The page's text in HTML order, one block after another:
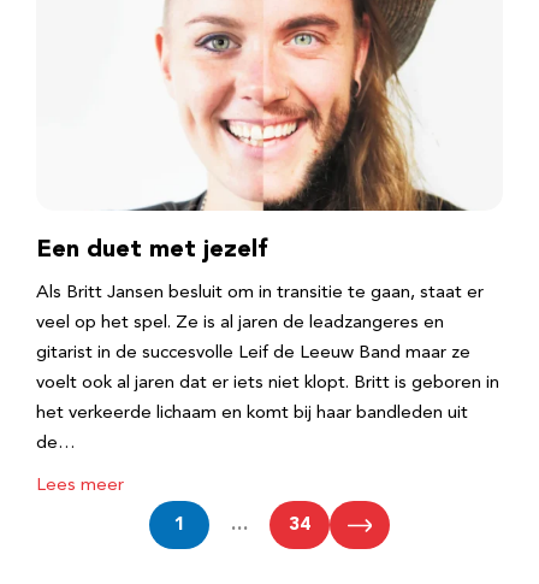
Een duet met jezelf
Als Britt Jansen besluit om in transitie te gaan, staat er
veel op het spel. Ze is al jaren de leadzangeres en
gitarist in de succesvolle Leif de Leeuw Band maar ze
voelt ook al jaren dat er iets niet klopt. Britt is geboren in
het verkeerde lichaam en komt bij haar bandleden uit
de…
Lees meer
1 … 34